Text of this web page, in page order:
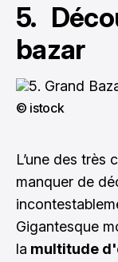
5.
bazar
© istock
L’une des très
manquer de
Gigantesque
la multitude